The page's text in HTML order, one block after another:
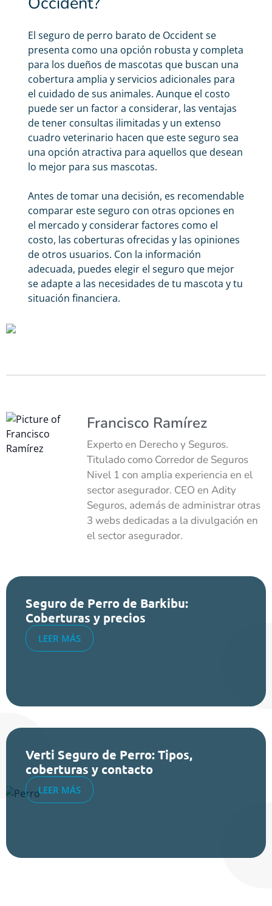
El seguro de perro barato de Occident se
presenta como una opción robusta y completa
para los dueños de mascotas que buscan una
cobertura amplia y servicios adicionales para
el cuidado de sus animales. Aunque el costo
puede ser un factor a considerar, las ventajas
de tener consultas ilimitadas y un extenso
cuadro veterinario hacen que este seguro sea
una opción atractiva para aquellos que desean
lo mejor para sus mascotas.
Antes de tomar una decisión, es recomendable
comparar este seguro con otras opciones en
el mercado y considerar factores como el
costo, las coberturas ofrecidas y las opiniones
de otros usuarios. Con la información
adecuada, puedes elegir el seguro que mejor
se adapte a las necesidades de tu mascota y tu
situación financiera.
Francisco Ramírez
Experto en Derecho y Seguros.
Titulado como Corredor de Seguros
Nivel 1 con amplia experiencia en el
sector asegurador. CEO en Adity
Seguros, además de administrar otras
3 webs dedicadas a la divulgación en
el sector asegurador.
Seguro de Perro de Barkibu:
Coberturas y precios
LEER MÁS
Verti Seguro de Perro: Tipos,
coberturas y contacto
LEER MÁS